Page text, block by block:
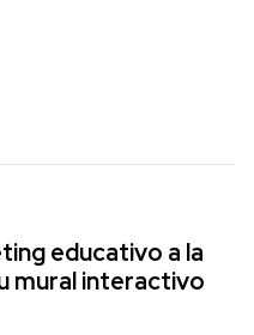
educativo a la
mural interactivo